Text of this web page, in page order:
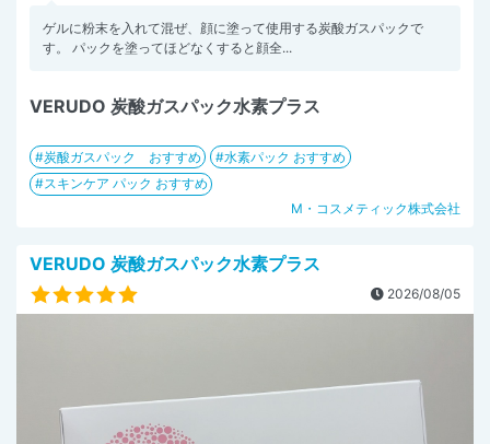
ゲルに粉末を入れて混ぜ、顔に塗って使用する炭酸ガスパックで
す。 パックを塗ってほどなくすると顔全...
VERUDO 炭酸ガスパック水素プラス
炭酸ガスパック おすすめ
水素パック おすすめ
スキンケア パック おすすめ
M・コスメティック株式会社
VERUDO 炭酸ガスパック水素プラス
2026/08/05